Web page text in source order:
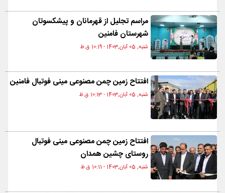
مراسم تجلیل از قهرمانان و پیشکسوتان
شهرستان فامنین
شنبه, 05 آبان,1403 - 10:19 ق.ظ
افتتاح زمین چمن مصنوعی مینی فوتبال فامنین
شنبه, 05 آبان,1403 - 10:13 ق.ظ
افتتاح زمین چمن مصنوعی مینی فوتبال
روستای چشین همدان
شنبه, 05 آبان,1403 - 10:11 ق.ظ